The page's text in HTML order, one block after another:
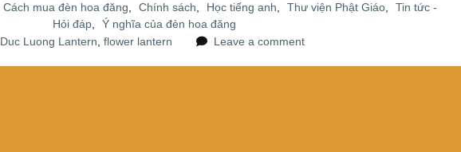
er
e
st
ar
e
Cách mua đèn hoa đăng Chính sách Học tiếng anh Thư viện Phật Giáo,
Tin tức -
Hỏi đáp
Ý nghĩa của đèn hoa đăng
Duc Luong Lantern flower lantern Leave a comment